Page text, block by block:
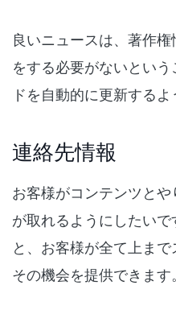
良いニュースは、著作
をする必要がないとい
ドを自動的に更新するよ
連絡先情報
お客様がコンテンツと
が取れるようにしたい
と、お客様が全て上まで
その機会を提供できます。